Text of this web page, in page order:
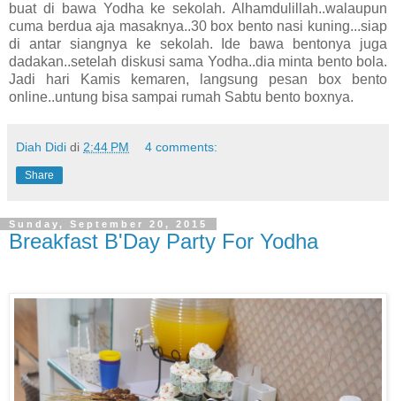
buat di bawa Yodha ke sekolah. Alhamdulillah..walaupun
cuma berdua aja masaknya..30 box bento nasi kuning...siap
di antar siangnya ke sekolah. Ide bawa bentonya juga
dadakan..setelah diskusi sama Yodha..dia minta bento bola.
Jadi hari Kamis kemaren, langsung pesan box bento
online..untung bisa sampai rumah Sabtu bento boxnya.
Diah Didi di 2:44 PM 4 comments:
Share
Sunday, September 20, 2015
Breakfast B'Day Party For Yodha